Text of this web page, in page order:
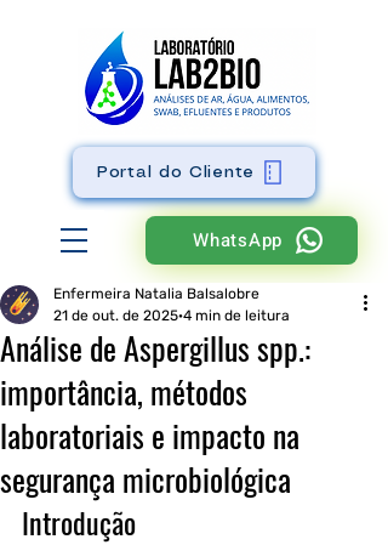
WhatsApp
Portal do Cliente
Análise de Aspergillus spp.:
importância, métodos
laboratoriais e impacto na
segurança microbiológica
Enfermeira Natalia Balsalobre
21 de out. de 2025 4 min de leitura
Introdução